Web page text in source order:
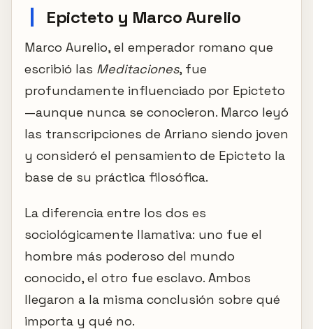
Epicteto y Marco Aurelio
Marco Aurelio, el emperador romano que
escribió las Meditaciones, fue
profundamente influenciado por Epicteto
—aunque nunca se conocieron. Marco leyó
las transcripciones de Arriano siendo joven
y consideró el pensamiento de Epicteto la
base de su práctica filosófica.
La diferencia entre los dos es
sociológicamente llamativa: uno fue el
hombre más poderoso del mundo
conocido, el otro fue esclavo. Ambos
llegaron a la misma conclusión sobre qué
importa y qué no.